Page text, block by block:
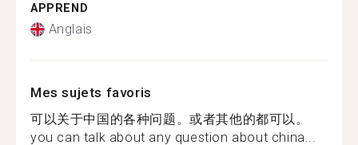
APPREND
Anglais
Mes sujets favoris
可以关于中国的各种问题。或者其他的都可以。
you can talk about any question about china...